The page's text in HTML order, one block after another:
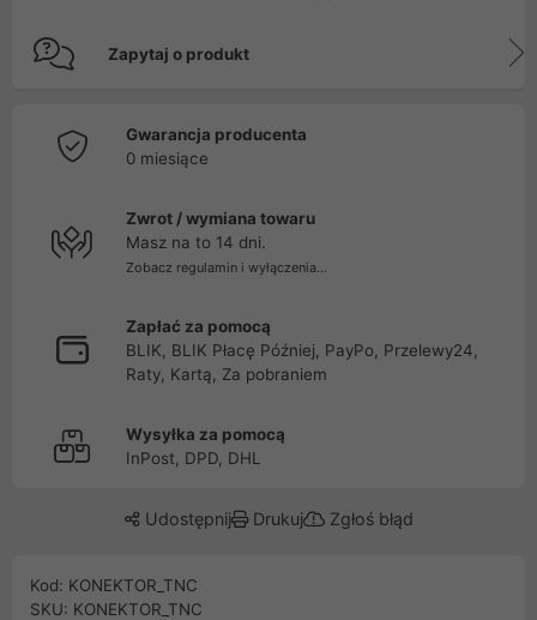
Zapytaj o produkt
Gwarancja producenta
0 miesiące
Zwrot / wymiana towaru
Masz na to 14 dni.
Zobacz regulamin i wyłączenia...
Zapłać za pomocą
BLIK, BLIK Płacę Później, PayPo, Przelewy24,
Raty, Kartą, Za pobraniem
Wysyłka za pomocą
InPost, DPD, DHL
Udostępnij Drukuj Zgłoś błąd
Kod: KONEKTOR_TNC
SKU: KONEKTOR_TNC